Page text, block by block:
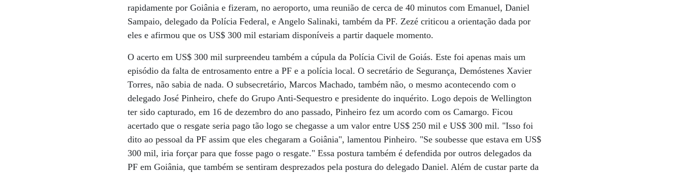
rapidamente por Goiânia e fizeram, no aeroporto, uma reunião de cerca de 40 minutos com Emanuel, Daniel
Sampaio, delegado da Polícia Federal, e Angelo Salinaki, também da PF. Zezé criticou a orientação dada por
eles e afirmou que os US$ 300 mil estariam disponíveis a partir daquele momento.
O acerto em US$ 300 mil surpreendeu também a cúpula da Polícia Civil de Goiás. Este foi apenas mais um
episódio da falta de entrosamento entre a PF e a polícia local. O secretário de Segurança, Demóstenes Xavier
Torres, não sabia de nada. O subsecretário, Marcos Machado, também não, o mesmo acontecendo com o
delegado José Pinheiro, chefe do Grupo Anti-Sequestro e presidente do inquérito. Logo depois de Wellington
ter sido capturado, em 16 de dezembro do ano passado, Pinheiro fez um acordo com os Camargo. Ficou
acertado que o resgate seria pago tão logo se chegasse a um valor entre US$ 250 mil e US$ 300 mil. "Isso foi
dito ao pessoal da PF assim que eles chegaram a Goiânia", lamentou Pinheiro. "Se soubesse que estava em US$
300 mil, iria forçar para que fosse pago o resgate." Essa postura também é defendida por outros delegados da
PF em Goiânia, que também se sentiram desprezados pela postura do delegado Daniel. Além de custar parte da